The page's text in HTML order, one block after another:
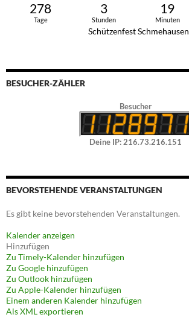
278
Tage
3
Stunden
19
Minuten
Schützenfest Schmehausen
BESUCHER-ZÄHLER
Besucher
Deine IP: 216.73.216.151
BEVORSTEHENDE VERANSTALTUNGEN
Es gibt keine bevorstehenden Veranstaltungen.
Kalender anzeigen
Hinzufügen
Zu Timely-Kalender hinzufügen
Zu Google hinzufügen
Zu Outlook hinzufügen
Zu Apple-Kalender hinzufügen
Einem anderen Kalender hinzufügen
Als XML exportieren